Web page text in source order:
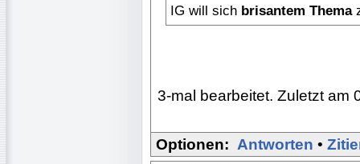
IG will sich brisantem Thema
3-mal bearbeitet. Zuletzt am
Optionen: Antworten •